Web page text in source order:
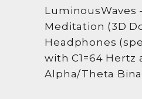
LuminousWaves
Meditation (3D
Headphones
with C1=64 Hertz
Alpha/Theta